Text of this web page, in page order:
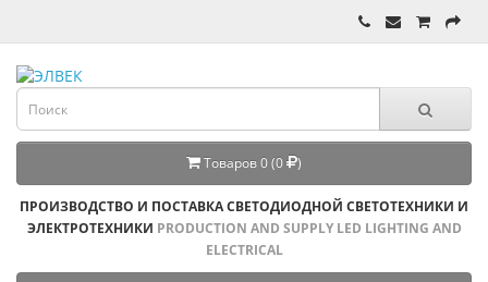
Товаров 0 (0 )
ПРОИЗВОДСТВО И ПОСТАВКА СВЕТОДИОДНОЙ СВЕТОТЕХНИКИ И
ЭЛЕКТРОТЕХНИКИ PRODUCTION AND SUPPLY LED LIGHTING AND
ELECTRICAL